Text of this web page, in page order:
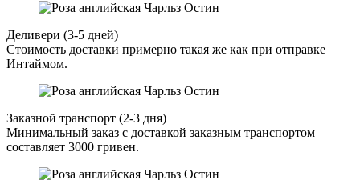
Деливери (3-5 дней)
Стоимость доставки примерно такая же как при отправке
Интаймом.
Заказной транспорт (2-3 дня)
Минимальный заказ с доставкой заказным транспортом
составляет 3000 гривен.